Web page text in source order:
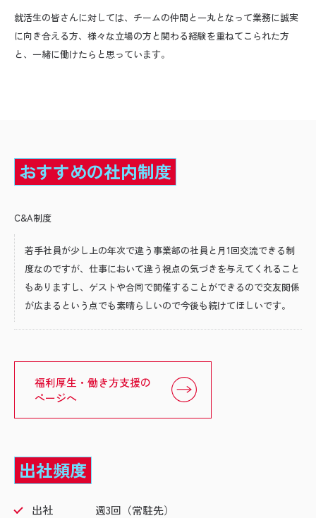
就活生の皆さんに対しては、チームの仲間と一丸となって業務に誠実
に向き合える方、様々な立場の方と関わる経験を重ねてこられた方
と、一緒に働けたらと思っています。
おすすめの社内制度
C&A制度
若手社員が少し上の年次で違う事業部の社員と月1回交流できる制
度なのですが、仕事において違う視点の気づきを与えてくれること
もありますし、ゲストや合同で開催することができるので交友関係
が広まるという点でも素晴らしいので今後も続けてほしいです。
福利厚生・働き方支援の
ページへ
出社頻度
出社 週3回（常駐先）